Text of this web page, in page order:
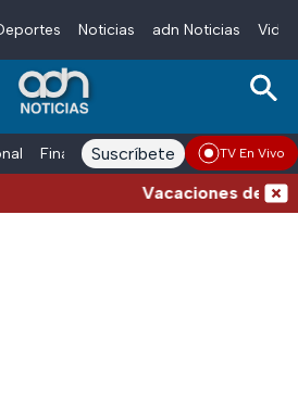
Noticias adn Noticias
Finanzas adn Noticias Radio
Suscríbete TV En Vivo
Vacaciones de